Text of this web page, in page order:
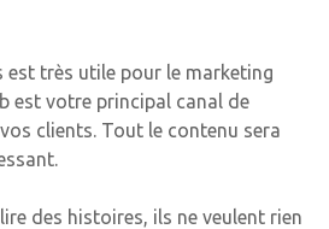
est très utile pour le marketing
est votre principal canal de
clients. Tout le contenu sera
des histoires, ils ne veulent rien